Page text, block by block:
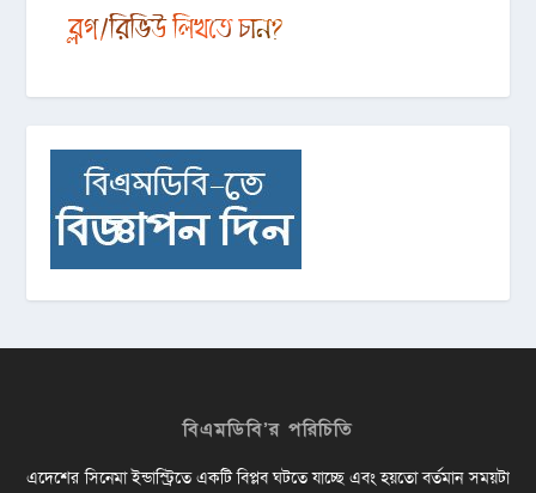
বিএমডিবি’র পরিচিতি
এদেশের সিনেমা ইন্ডাস্ট্রিতে একটি বিপ্লব ঘটতে যাচ্ছে এবং হয়তো বর্তমান সময়টা